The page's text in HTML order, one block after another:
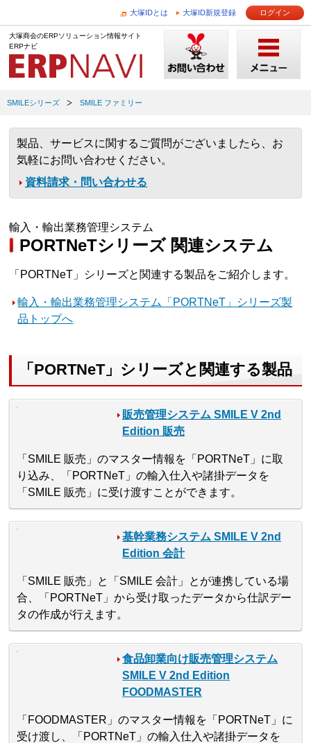
大塚IDとは 大塚ID新規登録 ログイン
大塚商会のERPソリューション情報サイト
ERPナビ
SMILEシリーズ SMILE ファミリー
製品、サービスに関するご質問がございましたら、お
気軽にお問い合わせください。
資料請求・問い合わせる
輸入・輸出業務管理システム
PORTNeTシリーズ 関連システム
「PORTNeT」シリーズと関連する製品をご紹介します。
輸入・輸出業務管理システム「PORTNeT」シリーズ製
品トップへ
「PORTNeT」シリーズと関連する製品
販売管理システム SMILE V 2nd
Edition 販売
「SMILE 販売」のマスター情報を「PORTNeT」に取
り込み、「PORTNeT」の輸入仕入や諸掛データを
「SMILE 販売」に受け渡すことができます。
基幹業務システム SMILE V 2nd
Edition 会計
「SMILE 販売」と「SMILE 会計」とが連携している場
合、「PORTNeT」から受け取ったデータから仕訳デー
タの作成が行えます。
食品卸業向け販売管理システム
SMILE V 2nd Edition
FOODMASTER
「FOODMASTER」のマスター情報を「PORTNeT」に
受け渡し、「PORTNeT」の輸入仕入や諸掛データを